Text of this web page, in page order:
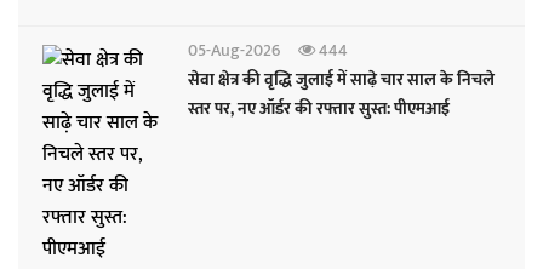
05-Aug-2026
444
सेवा क्षेत्र की वृद्धि जुलाई में साढ़े चार साल के निचले
स्तर पर, नए ऑर्डर की रफ्तार सुस्त: पीएमआई